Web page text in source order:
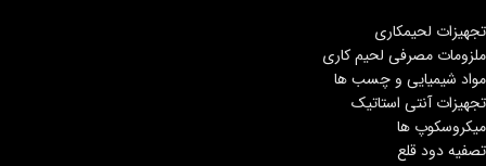
تجهیزات لحیمکاری
ملزومات مصرفی لحیم کاری
مواد شیمیایی و چسب ها
تجهیزات آنتی استاتیک
میکروسکوپ ها
تصفیه دود قلع